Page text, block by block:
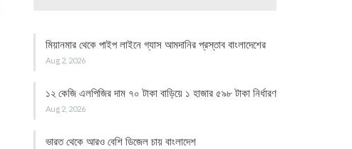
মিয়ানমার থেকে পাইপ লাইনে গ্যাস আমদানির প্রস্তাব বাংলাদেশের
Aug 2, 2026
১২ কেজি এলপিজির দাম ৭০ টাকা বাড়িয়ে ১ হাজার ৫৯৮ টাকা নির্ধারণ
Aug 2, 2026
ভারত থেকে আরও বেশি ডিজেল চায় বাংলাদেশ